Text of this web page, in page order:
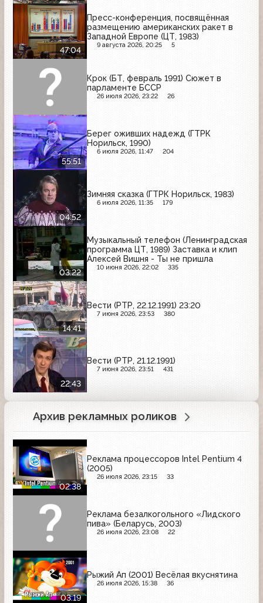
47:04
Пресс-конференция, посвящённая
размещению американских ракет в
Западной Европе (ЦТ, 1983)
9 августа 2026, 20:25 5
Крок (БТ, февраль 1991) Сюжет в
парламенте БССР
26 июля 2026, 23:22 26
55:51
Берег оживших надежд (ГТРК
Норильск, 1990)
6 июля 2026, 11:47 204
04:52
Зимняя сказка (ГТРК Норильск, 1983)
6 июля 2026, 11:35 179
03:22
Музыкальный телефон (Ленинградская
программа ЦТ, 1989) Заставка и клип
Алексей Вишня - Ты не пришла
10 июня 2026, 22:02 335
14:41
Вести (РТР, 22.12.1991) 23:20
7 июня 2026, 23:53 380
22:43
Вести (РТР, 21.12.1991)
7 июня 2026, 23:51 431
Архив рекламных роликов
02:38
Реклама процессоров Intel Pentium 4
(2005)
26 июля 2026, 23:15 33
Реклама безалкогольного «Лидского
пива» (Беларусь, 2003)
26 июля 2026, 23:08 22
03:19
Рыжий Ап (2001) Весёлая вкуснятина
26 июля 2026, 15:38 36